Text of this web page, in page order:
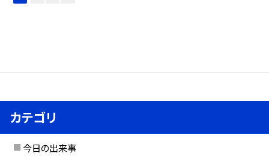
カテゴリ
今日の出来事